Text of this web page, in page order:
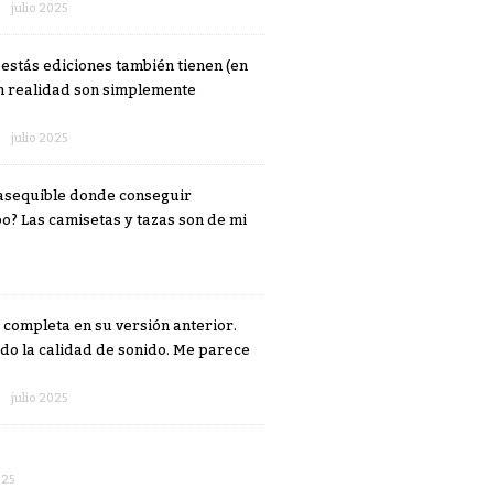
julio 2025
ediciones también tienen (en
realidad son simplemente
julio 2025
donde conseguir
Las camisetas y tazas son de mi
completa en su versión anterior.
la calidad de sonido. Me parece
julio 2025